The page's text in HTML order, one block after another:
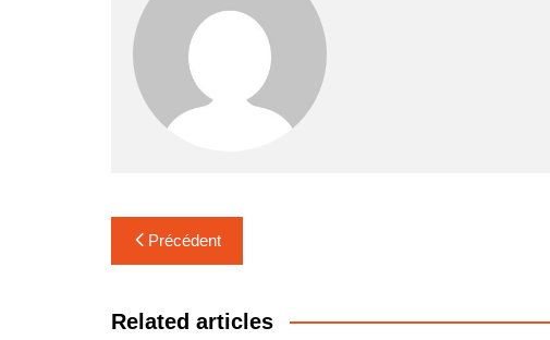
Navigation
de
l’article
Précédent
Related articles